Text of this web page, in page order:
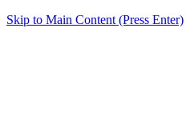
Skip to Main Content (Press Enter)